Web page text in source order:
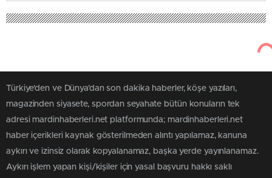
Türkiye'den ve Dünya’dan son dakika haberler, köşe yazıları,
magazinden siyasete, spordan seyahate bütün konuların tek
adresi mardinhaberleri.net platformunda; mardinhaberleri.net
haber içerikleri kaynak gösterilmeden alıntı yapılamaz, kanuna
aykırı ve izinsiz olarak kopyalanamaz, başka yerde yayınlanamaz.
Aykırı işlem yapan kişi/kişiler için yasal başvuru hakkı saklı